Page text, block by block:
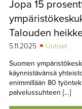
TAPAHTUMAT
YHTEYSTIEDOT
Jopa 15
Talouden
5.11.2025
Uutiset
Suomen
käynnistävänsä
enimmillään 80
palvelussuhteen […]